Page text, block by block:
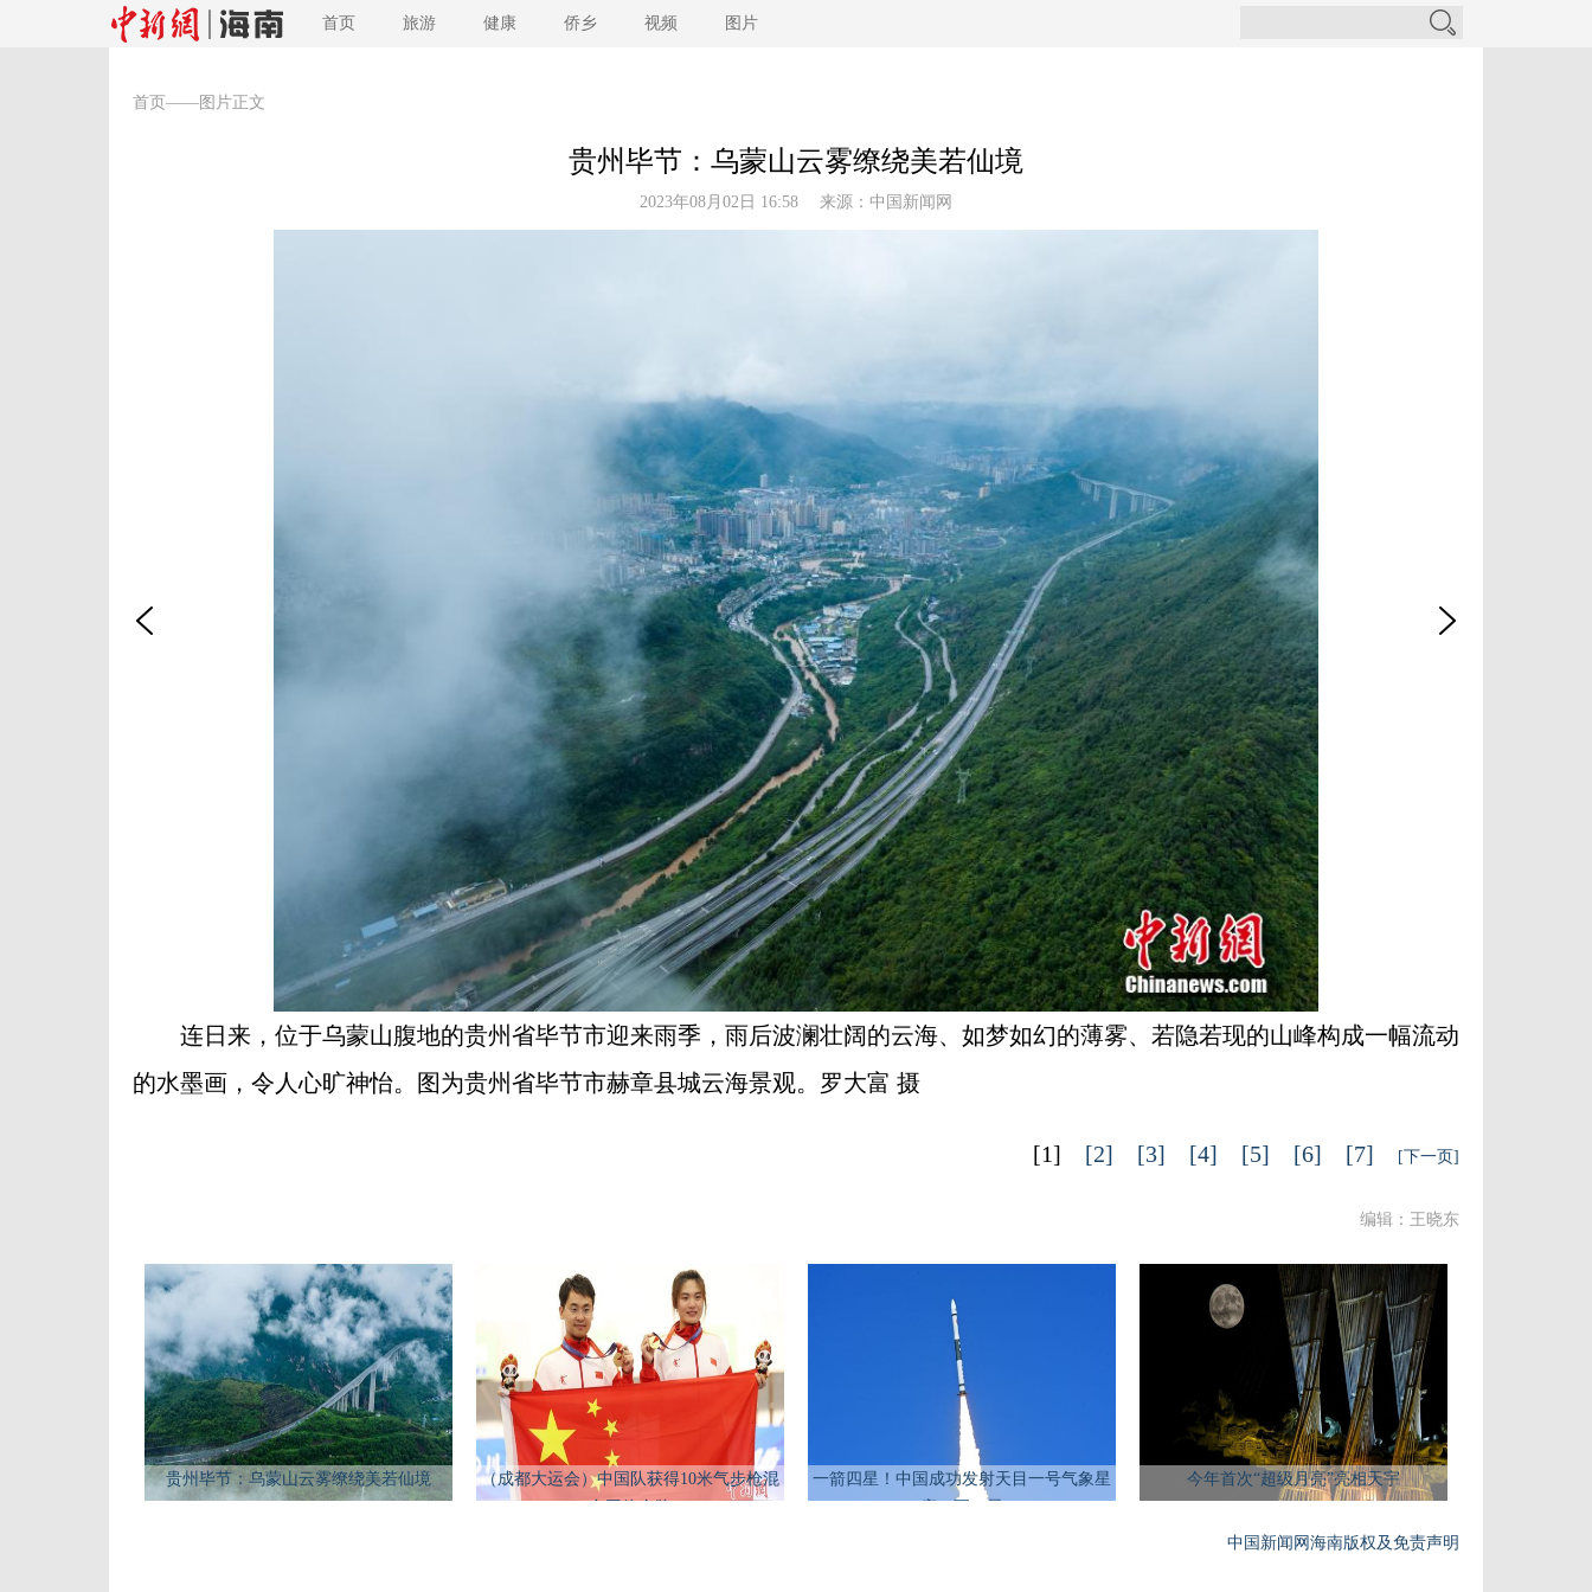
首页 旅游 健康 侨乡 视频 图片
首页 ——图片正文
贵州毕节：乌蒙山云雾缭绕美若仙境
2023年08月02日 16:58 来源： 中国新闻网
连日来，位于乌蒙山腹地的贵州省毕节市迎来雨季，雨后波澜壮阔的云海、如梦如幻的薄雾、若隐若现的山峰构成一幅流动
的水墨画，令人心旷神怡。图为贵州省毕节市赫章县城云海景观。罗大富 摄
[1] [2] [3] [4] [5] [6] [7] [下一页]
编辑：王晓东
贵州毕节：乌蒙山云雾缭绕美若仙境
（成都大运会）中国队获得10米气步枪混
一箭四星！中国成功发射天目一号气象星
今年首次“超级月亮”亮相天宇
中国新闻网海南版权及免责声明